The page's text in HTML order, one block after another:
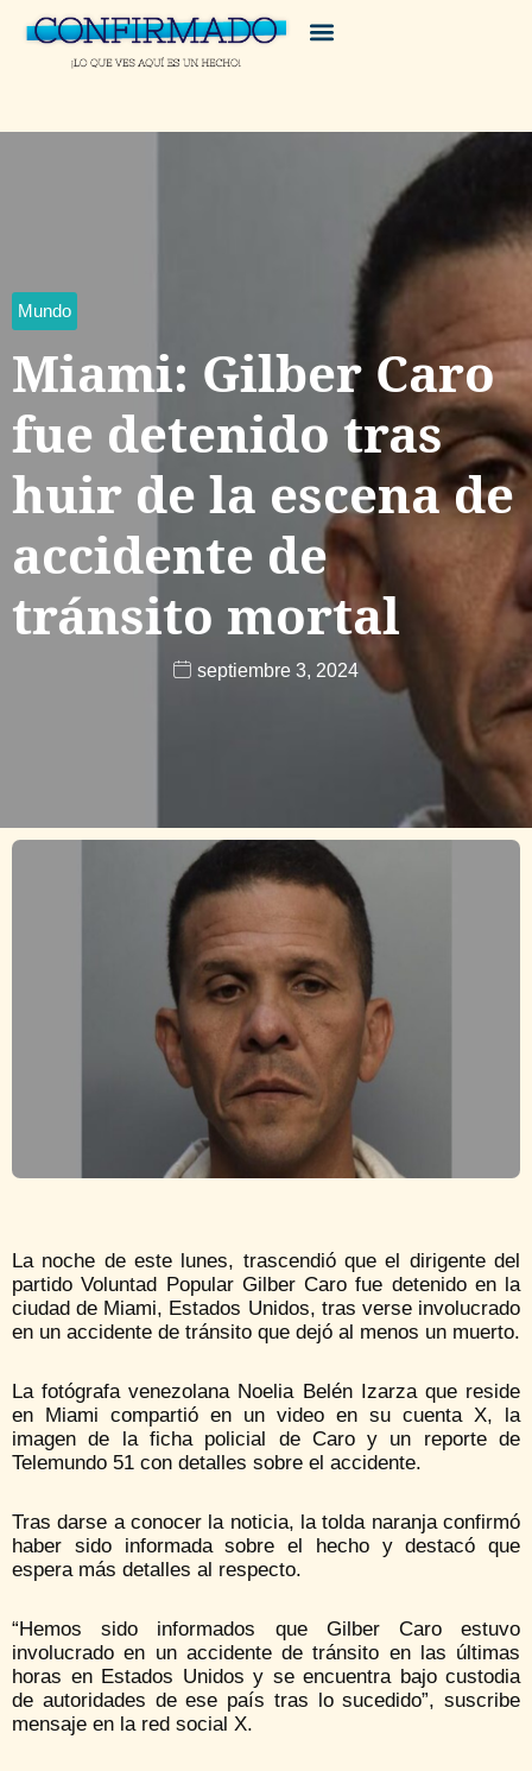
Mundo
Miami: Gilber Caro
fue detenido tras
huir de la escena de
accidente de
tránsito mortal
septiembre 3, 2024
La noche de este lunes, trascendió que el dirigente del
partido Voluntad Popular Gilber Caro fue detenido en la
ciudad de Miami, Estados Unidos, tras verse involucrado
en un accidente de tránsito que dejó al menos un muerto.
La fotógrafa venezolana Noelia Belén Izarza que reside
en Miami compartió en un video en su cuenta X, la
imagen de la ficha policial de Caro y un reporte de
Telemundo 51 con detalles sobre el accidente.
Tras darse a conocer la noticia, la tolda naranja confirmó
haber sido informada sobre el hecho y destacó que
espera más detalles al respecto.
“Hemos sido informados que Gilber Caro estuvo
involucrado en un accidente de tránsito en las últimas
horas en Estados Unidos y se encuentra bajo custodia
de autoridades de ese país tras lo sucedido”, suscribe
mensaje en la red social X.